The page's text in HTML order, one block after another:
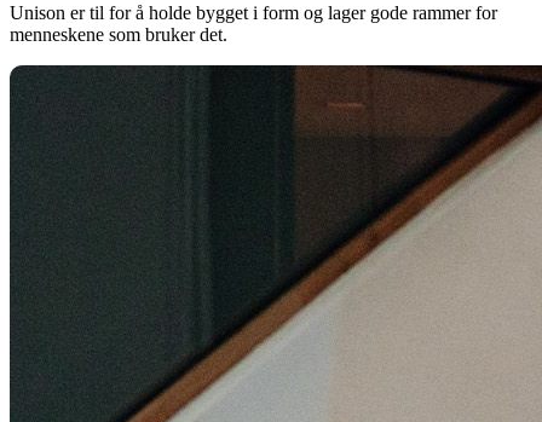
Unison er til for å holde bygget i form og lager gode rammer for
menneskene som bruker det.